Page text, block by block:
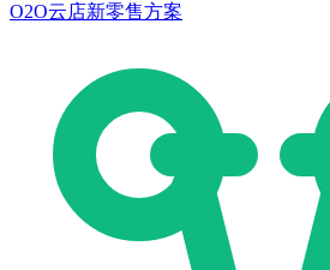
O2O云店新零售方案